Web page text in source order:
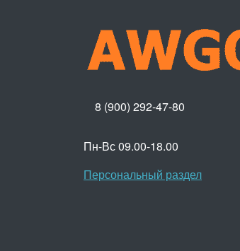
8 (900) 292-47-80
Пн-Вс 09.00-18.00
Персональный раздел